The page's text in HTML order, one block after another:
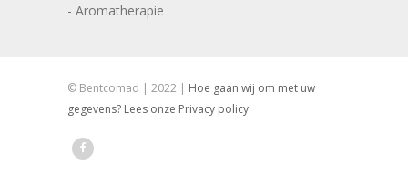
- Aromatherapie
© Bentcomad | 2022 | Hoe gaan wij om met uw
gegevens? Lees onze Privacy policy